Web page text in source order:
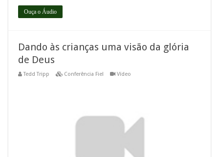
Ouça o Áudio
Dando às crianças uma visão da glória
de Deus
Tedd Tripp Conferência Fiel Vídeo